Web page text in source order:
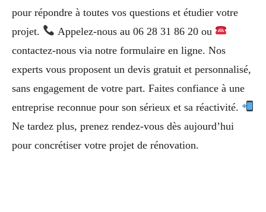
pour répondre à toutes vos questions et étudier votre
projet.
Appelez-nous au 06 28 31 86 20 ou
contactez-nous via notre formulaire en ligne. Nos
experts vous proposent un devis gratuit et personnalisé,
sans engagement de votre part. Faites confiance à une
entreprise reconnue pour son sérieux et sa réactivité.
Ne tardez plus, prenez rendez-vous dès aujourd’hui
pour concrétiser votre projet de rénovation.